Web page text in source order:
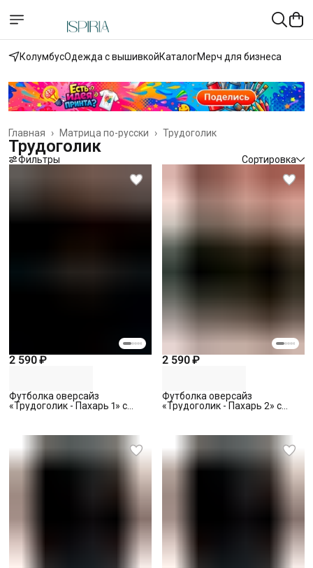
КолумбусОдежда с вышивкойКаталогМерч для бизнеса
Трудоголик
Матрица по-русски ›
Главная ›
Трудоголик
Фильтры Сортировка
2 590 ₽
Футболка оверсайз
«Трудоголик - Пахарь 1» с
2 590 ₽
Футболка оверсайз
«Трудоголик - Пахарь 2» с